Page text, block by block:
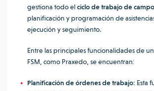
gestiona todo elciclo de trabajo de campo
planificación y programación de
ejecución y seguimiento.
Entre las principales funcionalidades de
FSM, como Praxedo, se encuentran:
Planificación de órdenes de trabajo: Esta